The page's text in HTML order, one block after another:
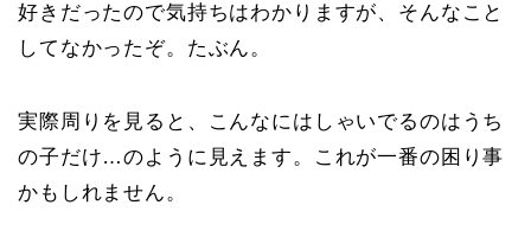
好きだったので気持ちはわかりますが、そんなこと
してなかったぞ。たぶん。
実際周りを見ると、こんなにはしゃいでるのはうち
の子だけ…のように見えます。これが一番の困り事
かもしれません。